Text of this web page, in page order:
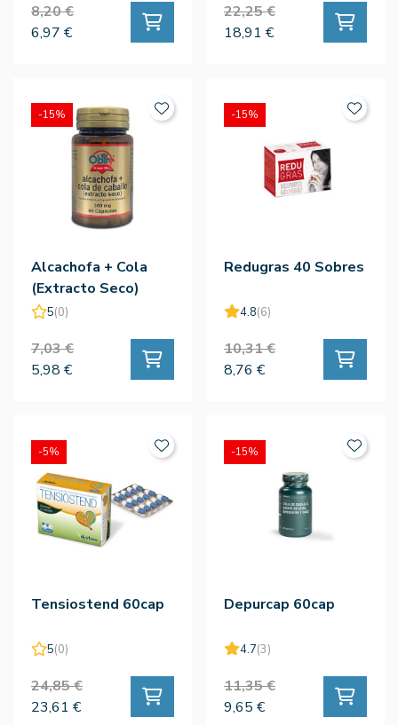
8,20 €
6,97 €
22,25 €
18,91 €
Alcachofa + Cola
(Extracto Seco)
300mg - Obire
5(0)
7,03 €
5,98 €
-15%
Redugras 40 Sobres
4.8(6)
10,31 €
8,76 €
-15%
Tensiostend 60cap
5(0)
24,85 €
23,61 €
-5%
Depurcap 60cap
4.7(3)
11,35 €
9,65 €
-15%